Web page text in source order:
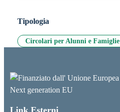
Tipologia
Circolari per Alunni e Famiglie